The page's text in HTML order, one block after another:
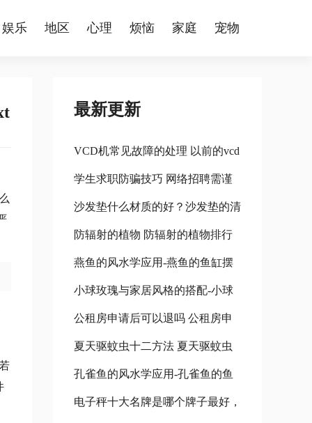
娱乐 地区 心理 烦恼 家庭 宠物
最新更新
VCD机常见故障的处理 以前的vcd
机怎么处理
学生求职防骗技巧 网络招聘需谨
慎 学生求职防骗技巧 网络招聘需
注意什么
沙发垫什么材质的好？沙发垫的清
洗方法 什么材质的沙发垫比较好
防辐射的植物 防辐射的植物排行
榜
燕鱼的风水学应用-燕鱼的鱼缸摆
放位置 燕鱼适合什么鱼缸
小球玫瑰与家居风格的搭配-小球
玫瑰的风水学应用 小球玫瑰怎么
养更好看
公租房申请后可以退吗 公租房申
请后对以后买房会有什么影响吗
公租房退租以后,还可以在申请吗?
夏天驱蚊虫十二方法 夏天驱蚊虫
十二方法图片
孔雀鱼的风水学应用-孔雀鱼的鱼
缸摆放位置 孔雀鱼的风水禁忌
电子秤十大名牌是哪个牌子最好，